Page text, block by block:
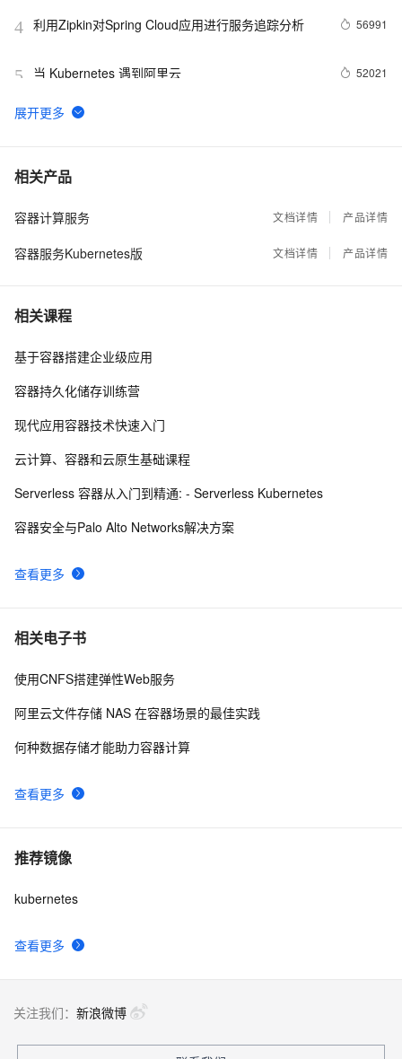
4 利用Zipkin对Spring Cloud应用进行服务追踪分析 56991
5 当 Kubernetes 遇到阿里云 52021
6
基于Docker容器的，Jenkins、GitLab构建持续集成
7 谈谈 Docker Volume 之权限管理（一）
8 容器镜像服务 Docker镜像的基本使用 39012
使用阿里云容器服务Jenkins 2.0实现持续集成之
10理解Docker容器的进程管理
相关产品
容器计算服务 文档详情 产品详情
容器服务Kubernetes版 文档详情 产品详情
相关课程
查看更多
基于容器搭建企业级应用
容器持久化储存训练营
现代应用容器技术快速入门
云计算、容器和云原生基础课程
Serverless 容器从入门到精通: - Serverless Kubernetes
容器安全与Palo Alto Networks解决方案
相关电子书
查看更多
使用CNFS搭建弹性Web服务
阿里云文件存储 NAS 在容器场景的最佳实践
何种数据存储才能助力容器计算
推荐镜像
查看更多
kubernetes
关注我们： 新浪微博